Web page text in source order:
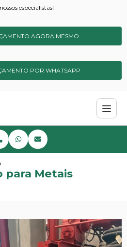
especialistas!
AGORA MESMO
POR WHATSAPP
para metais pesados
para Metais